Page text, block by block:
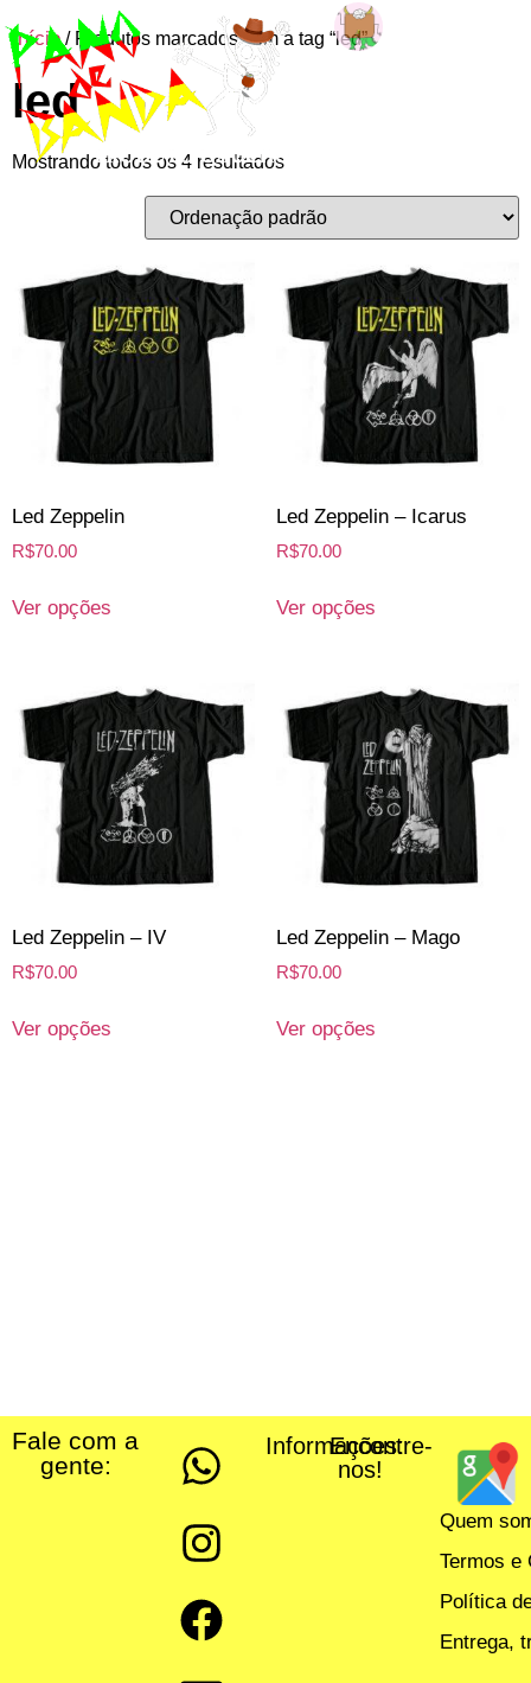
Início/ Produtos marcados com a tag “led”
led
Mostrando todos os 4 resultados
Led Zeppelin
R$70.00
Ver opções
Led Zeppelin – Icarus
R$70.00
Ver opções
Led Zeppelin – IV
R$70.00
Ver opções
Led Zeppelin – Mago
R$70.00
Ver opções
Fale com a
gente:
Informações:
Encontre-
nos!
Quem
Termos e
Política
Entrega,